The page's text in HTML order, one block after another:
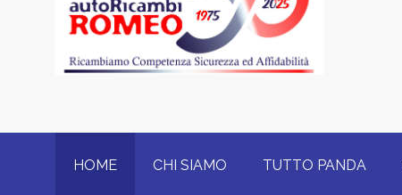
HOME CHI SIAMO TUTTO PANDA